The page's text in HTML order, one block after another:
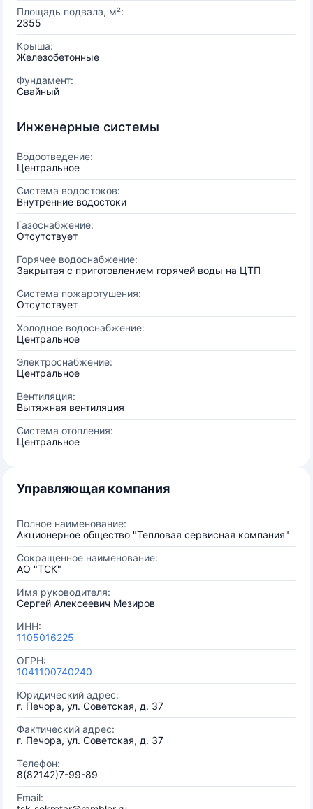
Площадь подвала, м²:
2355
Крыша:
Железобетонные
Фундамент:
Свайный
Инженерные системы
Водоотведение:
Центральное
Система водостоков:
Внутренние водостоки
Газоснабжение:
Отсутствует
Горячее водоснабжение:
Закрытая с приготовлением горячей воды на ЦТП
Система пожаротушения:
Отсутствует
Холодное водоснабжение:
Центральное
Электроснабжение:
Центральное
Вентиляция:
Вытяжная вентиляция
Система отопления:
Центральное
Управляющая компания
Полное наименование:
Акционерное общество "Тепловая сервисная компания"
Сокращенное наименование:
АО "ТСК"
Имя руководителя:
Сергей Алексеевич Мезиров
ИНН:
1105016225
ОГРН:
1041100740240
Юридический адрес:
г. Печора, ул. Советская, д. 37
Фактический адрес:
г. Печора, ул. Советская, д. 37
Телефон:
8(82142)7-99-89
Email: